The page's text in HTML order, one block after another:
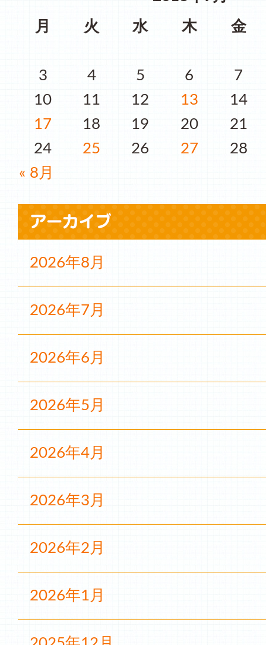
月
火 水 木 金
« 8月
3 4 5 6
7
10
11 12 13
14
17
18 19 20
21
24
25 26 27 28
2026年8月
2026年7月
2026年6月
2026年5月
2026年4月
2026年3月
2026年2月
2026年1月